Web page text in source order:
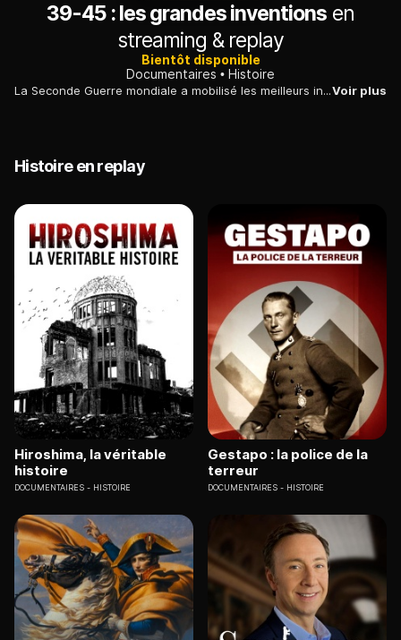
39-45 : les grandes inventions en
streaming & replay
Bientôt disponible
Documentaires
Histoire
La Seconde Guerre mondiale a mobilisé les meilleurs ingénieurs et inventeurs : des armes et des véhicules, totalement inconnus avant le conflit, ont imposé de nouvelles règles.Voir plus
Histoire en replay
Hiroshima, la véritable
histoire
DOCUMENTAIRES HISTOIRE
Gestapo : la police de la
terreur
DOCUMENTAIRES HISTOIRE